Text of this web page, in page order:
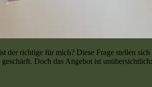
richtige für mich? Diese Frage stellen
Doch das Angebot ist